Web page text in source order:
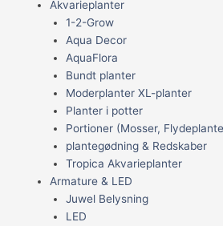
Akvarieplanter
1-2-Grow
Aqua Decor
AquaFlora
Bundt planter
Moderplanter XL-planter
Planter i potter
Portioner (Mosser,
plantegødning & Redskaber
Tropica Akvarieplanter
Armature & LED
Juwel Belysning
LED